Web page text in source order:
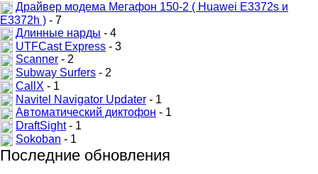
Драйвер модема Мегафон 150-2 ( Huawei E3372s и
E3372h ) - 7
Длинные нарды - 4
UTFCast Express - 3
Scanner - 2
Subway Surfers - 2
CallX - 1
Navitel Navigator Updater - 1
Автоматический диктофон - 1
DraftSight- 1
Sokoban - 1
Последние обновления